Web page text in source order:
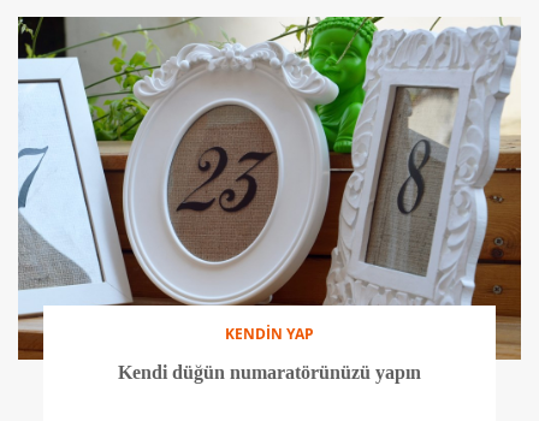
KENDİN YAP
Kendi düğün numaratörünüzü yapın